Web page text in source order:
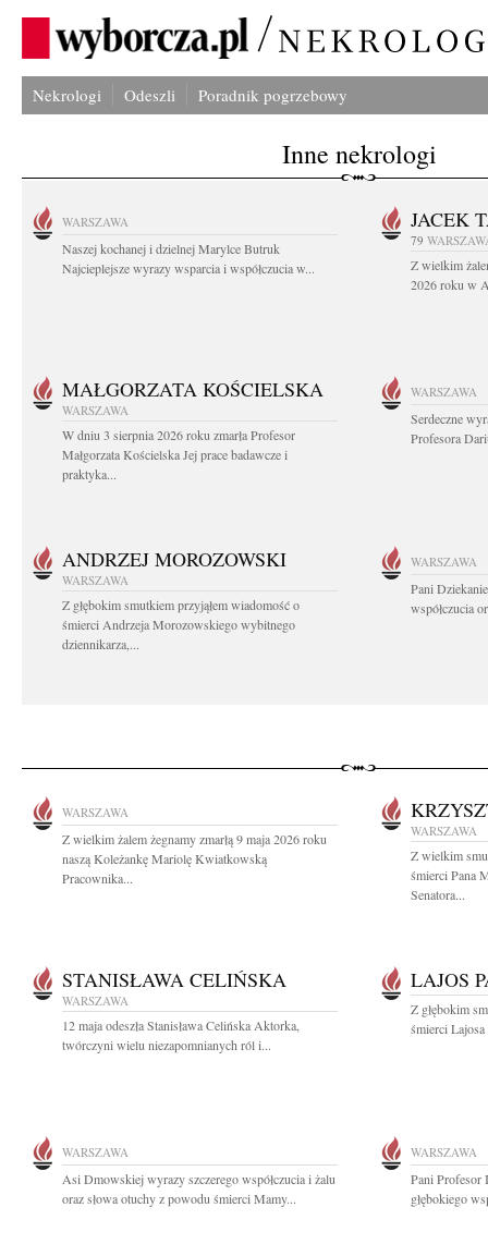
Nekrologi Odeszli Poradnik pogrzebowy
Inne nekrologi
WARSZAWA
Naszej kochanej i dzielnej Marylce Butruk
Najcieplejsze wyrazy wsparcia i współczucia w...
JACEK
79
Z wielkim
2026 roku w
MAŁGORZATA KOŚCIELSKA
WARSZAWA
W dniu 3 sierpnia 2026 roku zmarła Profesor
Małgorzata Kościelska Jej prace badawcze i
praktyka...
WARSZAWA
Serdeczne
Profesora
ANDRZEJ MOROZOWSKI
WARSZAWA
Z głębokim smutkiem przyjąłem wiadomość o
śmierci Andrzeja Morozowskiego wybitnego
dziennikarza,...
WARSZAWA
Pani
współczucia
WARSZAWA
Z wielkim żalem żegnamy zmarłą 9 maja 2026 roku
naszą Koleżankę Mariolę Kwiatkowską
Pracownika...
WARSZAWA
Z wielkim
śmierci Pana
Senatora...
STANISŁAWA CELIŃSKA
WARSZAWA
12 maja odeszła Stanisława Celińska Aktorka,
twórczyni wielu niezapomnianych ról i...
LAJOS
Z głębokim
śmierci
WARSZAWA
Asi Dmowskiej wyrazy szczerego współczucia i żalu
oraz słowa otuchy z powodu śmierci Mamy...
WARSZAWA
Pani Profesor
głębokiego